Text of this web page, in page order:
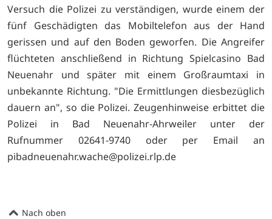
Versuch die Polizei zu verständigen, wurde einem der
fünf Geschädigten das Mobiltelefon aus der Hand
gerissen und auf den Boden geworfen. Die Angreifer
flüchteten anschließend in Richtung Spielcasino Bad
Neuenahr und später mit einem Großraumtaxi in
unbekannte Richtung. "Die Ermittlungen diesbezüglich
dauern an", so die Polizei. Zeugenhinweise erbittet die
Polizei in Bad Neuenahr-Ahrweiler unter der
Rufnummer 02641-9740 oder per Email an
pibadneuenahr.wache@polizei.rlp.de
Nach oben